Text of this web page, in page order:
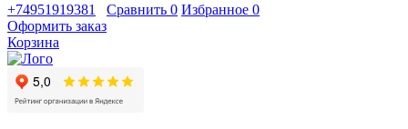
+74951919381
Сравнить 0 Избранное 0
Оформить заказ
Корзина